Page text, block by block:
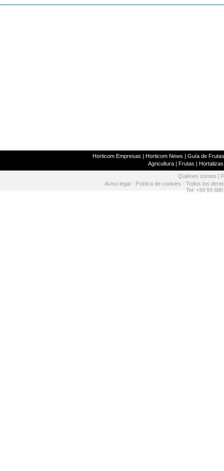
Horticom Empresas | Horticom News | Guía de
Agricultura| Frutas | Hortalizas
Quiénes somos
Aviso legal - Política de cookies - Todos los
Tel: +34 93